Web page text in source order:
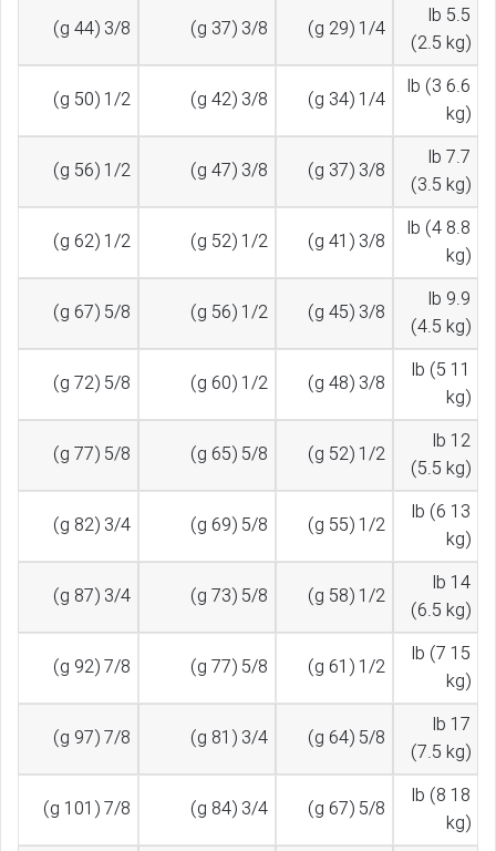
5.5 lb
(2.5 kg)
1/4 (29 g)
3/8 (37 g)
3/8 (44 g)
6.6 lb (3
kg)
1/4 (34 g)
3/8 (42 g)
1/2 (50 g)
7.7 lb
(3.5 kg)
3/8 (37 g)
3/8 (47 g)
1/2 (56 g)
8.8 lb (4
kg)
3/8 (41 g)
1/2 (52 g)
1/2 (62 g)
9.9 lb
(4.5 kg)
3/8 (45 g)
1/2 (56 g)
5/8 (67 g)
11 lb (5
kg)
3/8 (48 g)
1/2 (60 g)
5/8 (72 g)
12 lb
(5.5 kg)
1/2 (52 g)
5/8 (65 g)
5/8 (77 g)
13 lb (6
kg)
1/2 (55 g)
5/8 (69 g)
3/4 (82 g)
14 lb
(6.5 kg)
1/2 (58 g)
5/8 (73 g)
3/4 (87 g)
15 lb (7
kg)
1/2 (61 g)
5/8 (77 g)
7/8 (92 g)
17 lb
(7.5 kg)
5/8 (64 g)
3/4 (81 g)
7/8 (97 g)
18 lb (8
kg)
5/8 (67 g)
3/4 (84 g)
7/8 (101 g)